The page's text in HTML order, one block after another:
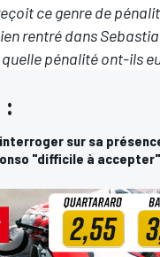
ce genre de
rentré dans
pénalité ont-ils
:
sur sa
"difficile à